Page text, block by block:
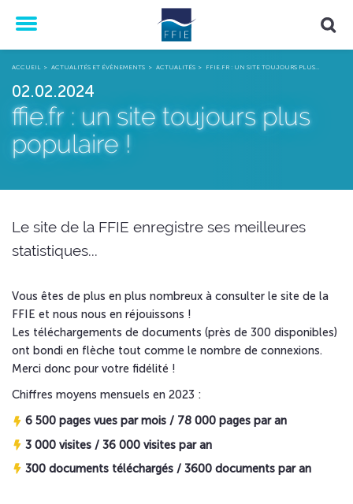
ACCUEIL
ACTUALITÉS ET ÉVÈNEMENTS ACTUALITÉS FFIE.FR : UN SITE TOUJOURS PLUS…
02.02.2024
ffie.fr : un site toujours plus
populaire !
Le site de la FFIE enregistre ses meilleures
statistiques...
Vous êtes de plus en plus nombreux à consulter le site de la
FFIE et nous nous en réjouissons !
Les téléchargements de documents (près de 300 disponibles)
ont bondi en flèche tout comme le nombre de connexions.
Merci donc pour votre fidélité !
Chiffres moyens mensuels en 2023 :
6 500 pages vues par mois / 78 000 pages par an
3 000 visites / 36 000 visites par an
300 documents téléchargés / 3600 documents par an